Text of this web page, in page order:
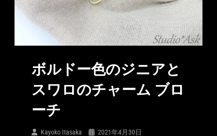
ボルドー色のジニアと
スワロのチャーム ブロ
ーチ
Kayoko Itasaka 2021年4月30日